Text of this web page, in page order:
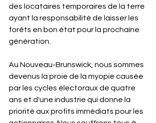
des locataires temporaires de la terre
ayant la responsabilité de laisser les
forêts en bon état pour la prochaine
génération.
Au Nouveau-Brunswick, nous sommes
devenus la proie de la myopie causée
par les cycles électoraux de quatre
ans et d'une industrie qui donne la
priorité aux profits immédiats pour les